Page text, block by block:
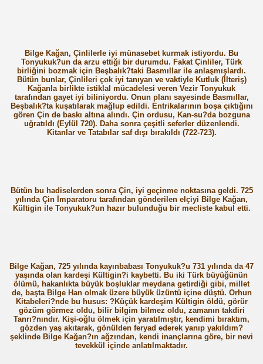
Bilge Kağan, Çinlilerle iyi münasebet kurmak istiyordu. Bu
Tonyukuk?un da arzu ettiği bir durumdu. Fakat Çinliler, Türk
birliğini bozmak için Beşbalık?taki Basmıllar ile anlaşmışlardı.
Bütün bunlar, Çinlileri çok iyi tanıyan ve vaktiyle Kutluk (İlteriş)
Kağanla birlikte istiklal mücadelesi veren Vezir Tonyukuk
tarafından gayet iyi biliniyordu. Onun planı sayesinde Basmıllar,
Beşbalık?ta kuşatılarak mağlup edildi. Entrikalarının boşa çıktığını
gören Çin de baskı altına alındı. Çin ordusu, Kan-su?da bozguna
uğratıldı (Eylül 720). Daha sonra çeşitli seferler düzenlendi.
Kitanlar ve Tatabılar saf dışı bırakıldı (722-723).
Bütün bu hadiselerden sonra Çin, iyi geçinme noktasına geldi. 725
yılında Çin İmparatoru tarafından gönderilen elçiyi Bilge Kağan,
Kültigin ile Tonyukuk?un hazır bulunduğu bir mecliste kabul etti.
Bilge Kağan, 725 yılında kayınbabası Tonyukuk?u 731 yılında da 47
yaşında olan kardeşi Kültigin?i kaybetti. Bu iki Türk büyüğünün
ölümü, hakanlıkta büyük boşluklar meydana getirdiği gibi, millet
de, başta Bilge Han olmak üzere büyük üzüntü içine düştü. Orhun
Kitabeleri?nde bu husus: ?Küçük kardeşim Kültigin öldü, görür
gözüm görmez oldu, bilir bilgim bilmez oldu, zamanın takdiri
Tanrı?nındır. Kişi-oğlu ölmek için yaratılmıştır, kendimi bıraktım,
gözden yaş akıtarak, gönülden feryad ederek yanıp yakıldım?
şeklinde Bilge Kağan?ın ağzından, kendi inançlarına göre, bir nevi
tevekkül içinde anlatılmaktadır.